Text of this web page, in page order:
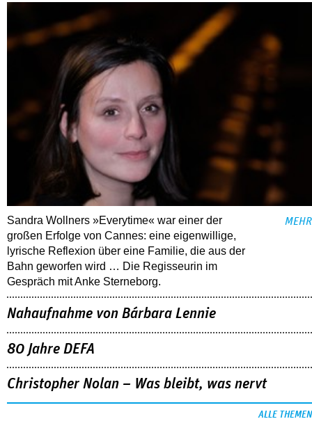
Sandra Wollners »Everytime« war einer der
großen Erfolge von Cannes: eine eigenwillige,
lyrische Reflexion über eine ­Familie, die aus der
Bahn geworfen wird … Die Regisseurin im
Gespräch mit Anke Sterneborg.
MEHR
Nahaufnahme von Bárbara Lennie
80 Jahre DEFA
Christopher Nolan – Was bleibt, was nervt
ALLE THEMEN